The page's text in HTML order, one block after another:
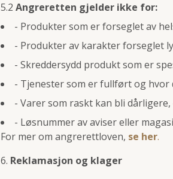
5.2 Angreretten gjelder ikke for:
- Produkter som er forseglet av
- Produkter av karakter forseglet
- Skreddersydd produkt som er
- Tjenester som er fullført og
- Varer som raskt kan bli dårligere,
- Løsnummer av aviser eller
For mer om angrerettloven, se her.
Reklamasjon og klager